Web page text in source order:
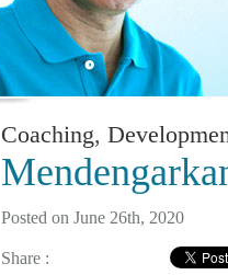
Coaching,
Posted on June 26th, 2020
Share :